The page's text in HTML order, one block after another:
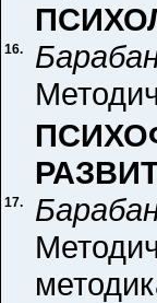
16.
17.